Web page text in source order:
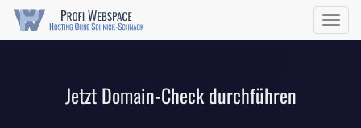
ein/
Jetzt Domain-Check durchführen